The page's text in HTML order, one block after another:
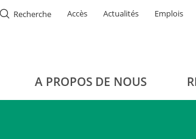
Recherche Accès Actualités Emplois
A PROPOS DE NOUS